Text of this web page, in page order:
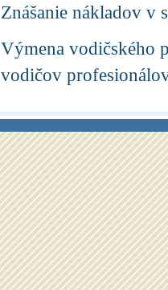
Znášanie nákladov v
Výmena vodičského
vodičov